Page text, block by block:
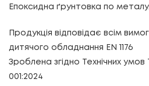
Епоксидна ґрунтовка по металу.
Продукція відповідає всім
дитячого обладнання EN 1176
Зроблена згідно Технічних
001:2024